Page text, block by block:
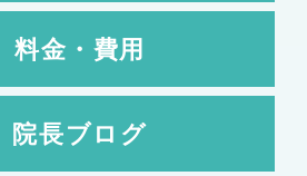
料金・費用
院長ブログ